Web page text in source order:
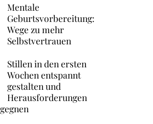
Mentale
Geburtsvorbereitung:
Wege zu mehr
Selbstvertrauen
Stillen in den ersten
Wochen entspannt
gestalten und
Herausforderungen